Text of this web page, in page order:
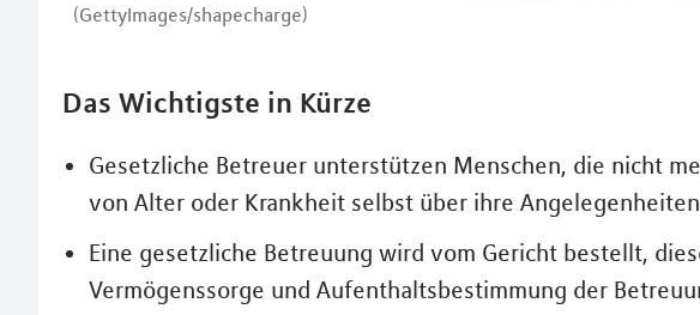
(GettyImages/shapecharge)
Das Wichtigste in Kürze
Gesetzliche Betreuer unterstützen Menschen, die nicht
von Alter oder Krankheit selbst über ihre
Eine gesetzliche Betreuung wird vom Gericht bestellt,
Vermögenssorge und Aufenthaltsbestimmung der